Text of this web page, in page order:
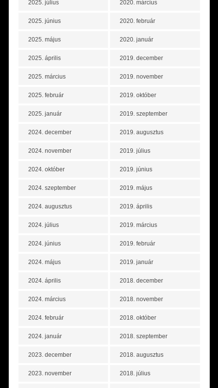
2025. július
2025. június
2025. május
2025. április
2025. március
2025. február
2025. január
2024. december
2024. november
2024. október
2024. szeptember
2024. augusztus
2024. július
2024. június
2024. május
2024. április
2024. március
2024. február
2024. január
2023. december
2023. november
2020. március
2020. február
2020. január
2019. december
2019. november
2019. október
2019. szeptember
2019. augusztus
2019. július
2019. június
2019. május
2019. április
2019. március
2019. február
2019. január
2018. december
2018. november
2018. október
2018. szeptember
2018. augusztus
2018. július